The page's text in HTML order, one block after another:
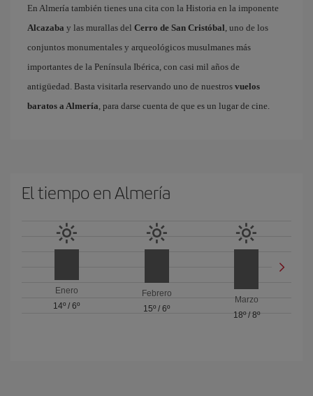
En Almería también tienes una cita con la Historia en la imponente
Alcazaba y las murallas del Cerro de San Cristóbal, uno de los
conjuntos monumentales y arqueológicos musulmanes más
importantes de la Península Ibérica, con casi mil años de
antigüedad. Basta visitarla reservando uno de nuestros vuelos
baratos a Almería, para darse cuenta de que es un lugar de cine.
El tiempo en Almería
Enero
14º /6º
Febrero
15º / 6º
Marzo
18º/ 8º